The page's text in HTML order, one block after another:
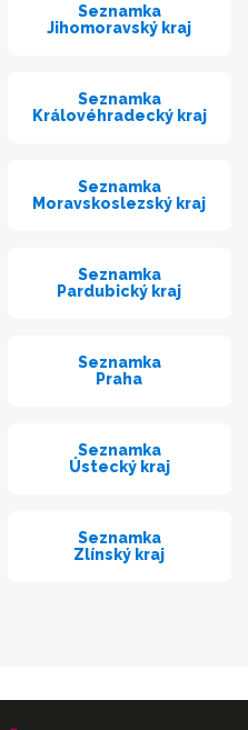
Seznamka
Jihomoravský kraj
Seznamka
Královéhradecký kraj
Seznamka
Moravskoslezský kraj
Seznamka
Pardubický kraj
Seznamka
Praha
Seznamka
Ústecký kraj
Seznamka
Zlínský kraj